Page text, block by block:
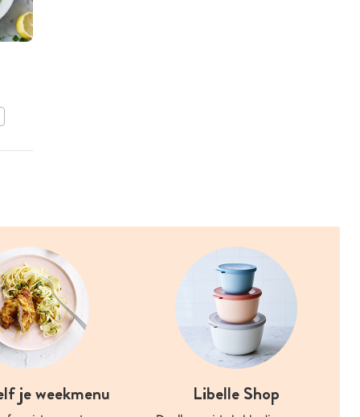
je weekmenu Libelle Shop